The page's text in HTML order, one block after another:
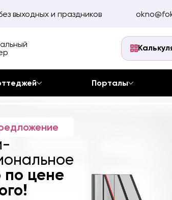
выходных и праздников
Порталы
по цене